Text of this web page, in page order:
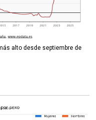
alto desde septiembre de